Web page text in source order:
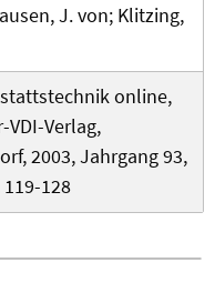
J. von; Klitzing,
online,
VDI-Verlag,
2003, Jahrgang 93,
119-128